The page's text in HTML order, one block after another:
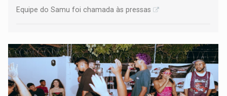
Equipe do Samu foi chamada às pressas